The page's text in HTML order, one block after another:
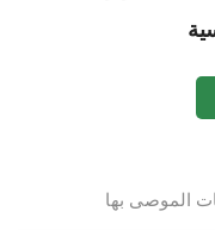
الموصى بها